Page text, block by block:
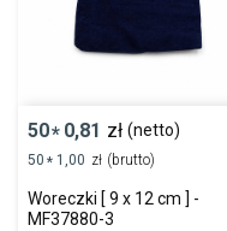
50* 0,81 zł (netto)
50 * 1,00 zł (brutto)
Woreczki [ 9 x 12 cm ] -
MF37880-3